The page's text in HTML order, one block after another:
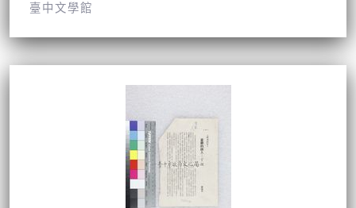
臺中文學館